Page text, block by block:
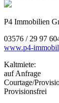
P4 Immobilien
03576 / 29 97
www.p4-
Kaltmiete:
auf Anfrage
Courtage/
Provisionsfrei